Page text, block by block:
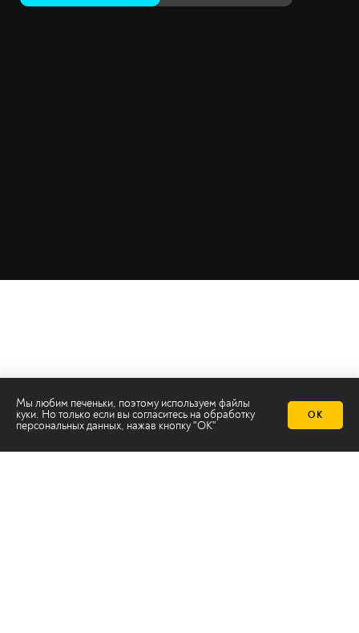
Мы любим печеньки, поэтому используем файлы
куки. Но только если вы согласитесь на обработку
персональных данных, нажав кнопку "ОК"
ОК